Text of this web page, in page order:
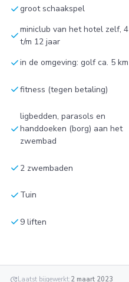
checkgroot schaakspel
checkminiclub van het hotel zelf, 4
t/m 12 jaar
checkin de omgeving: golf ca. 5 km
checkfitness (tegen betaling)
check
ligbedden, parasols en
handdoeken (borg) aan het
zwembad
check 2 zwembaden
check Tuin
check 9 liften
updateLaatst bijgewerkt:2 maart 2023